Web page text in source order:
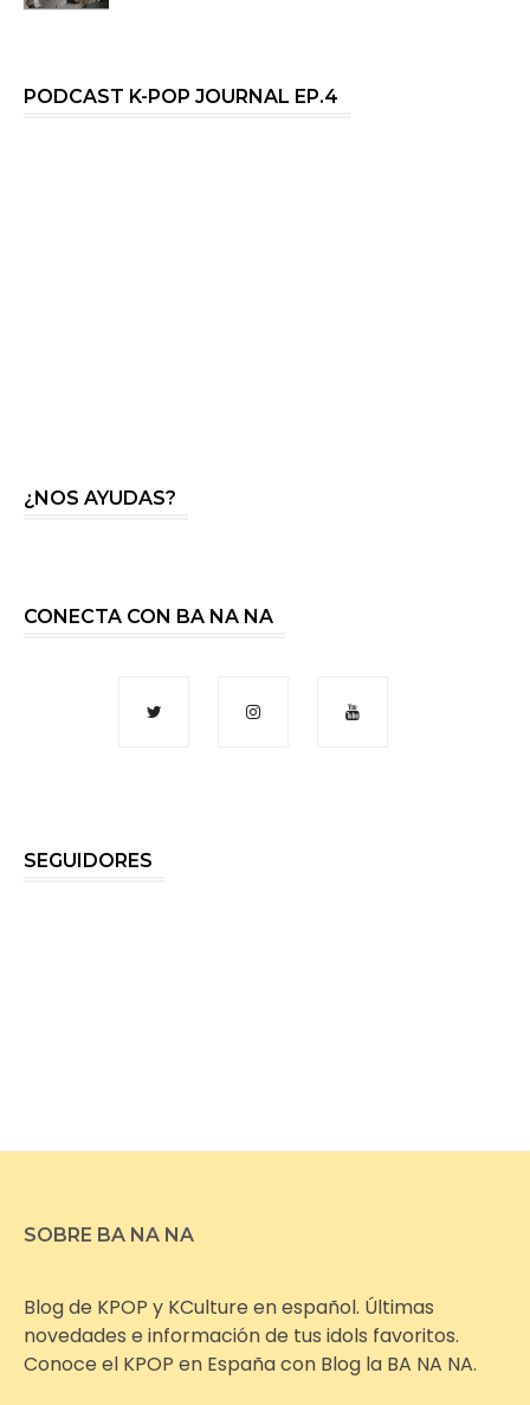
PODCAST K-POP JOURNAL EP.4
¿NOS AYUDAS?
CONECTA CON BA NA NA
SEGUIDORES
SOBRE BA NA NA
Blog de KPOP y KCulture en español. Últimas
novedades e información de tus idols favoritos.
Conoce el KPOP en España con Blog la BA NA NA.